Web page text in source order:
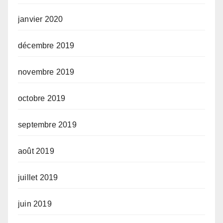
janvier 2020
décembre 2019
novembre 2019
octobre 2019
septembre 2019
août 2019
juillet 2019
juin 2019